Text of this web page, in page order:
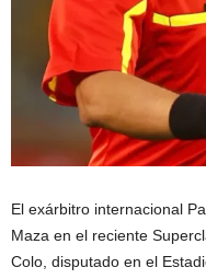
El exárbitro internacional
Maza en el reciente
Colo, disputado en el